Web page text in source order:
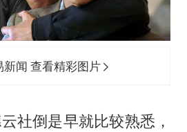
新闻 查看精彩图片
社倒是早就比较熟悉，